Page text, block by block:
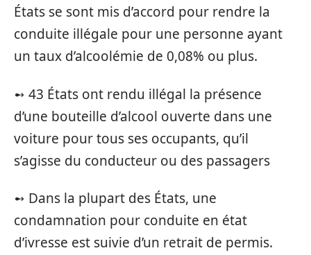
États se sont mis d’accord pour rendre la
conduite illégale pour une personne ayant
un taux d’alcoolémie de 0,08% ou plus.
➻ 43 États ont rendu illégal la présence
d’une bouteille d’alcool ouverte dans une
voiture pour tous ses occupants, qu’il
s’agisse du conducteur ou des passagers
➻ Dans la plupart des États, une
condamnation pour conduite en état
d’ivresse est suivie d’un retrait de permis.